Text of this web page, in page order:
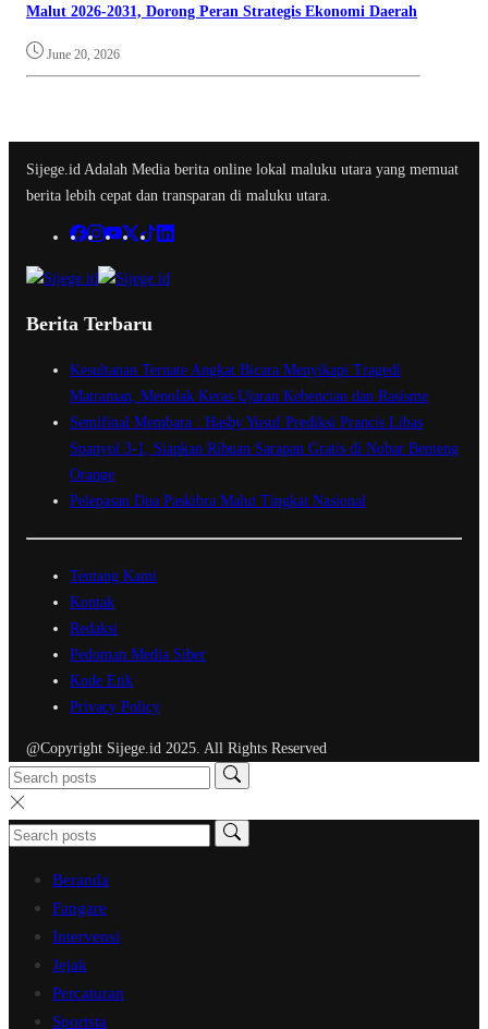
Malut 2026-2031, Dorong Peran Strategis Ekonomi Daerah
June 20, 2026
Sijege.id Adalah Media berita online lokal maluku utara yang memuat
berita lebih cepat dan transparan di maluku utara.
Berita Terbaru
Kesultanan Ternate Angkat Bicara Menyikapi Tragedi
Matraman, Menolak Keras Ujaran Kebencian dan Rasisme
Semifinal Membara : Hasby Yusuf Prediksi Prancis Libas
Spanyol 3-1, Siapkan Ribuan Sarapan Gratis di Nobar Benteng
Orange
Pelepasan Dua Paskibra Malut Tingkat Nasional
Tentang Kami
Kontak
Redaksi
Pedoman Media Siber
Kode Etik
Privacy Policy
@Copyright Sijege.id 2025. All Rights Reserved
Beranda
Fangare
Intervensi
Jejak
Percaturan
Sportsta